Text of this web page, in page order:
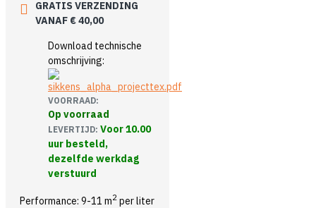
GRATIS VERZENDING
VANAF € 40,00
Download technische
omschrijving:
VOORRAAD:
Op voorraad
LEVERTIJD: Voor 10.00
uur besteld,
dezelfde werkdag
verstuurd
Performance: 9-11 m2 per liter